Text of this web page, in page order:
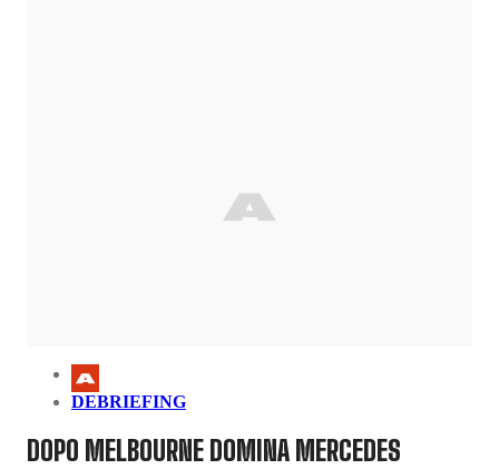
DEBRIEFING
DOPO MELBOURNE DOMINA MERCEDES